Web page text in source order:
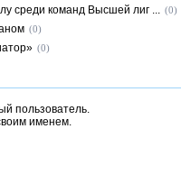
среди команд Высшей лиг ... (0)
(0)
(0)
пользователь.
именем.